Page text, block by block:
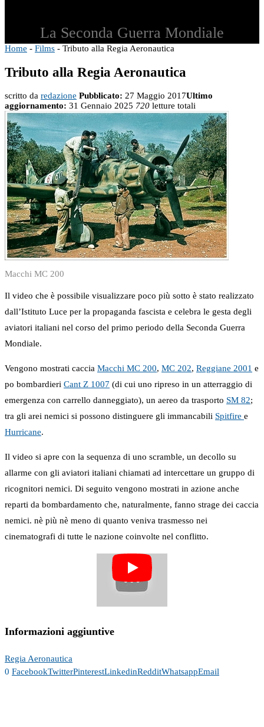
La Seconda Guerra Mondiale
Home - Films - Tributo alla Regia Aeronautica
Tributo alla Regia Aeronautica
scritto da redazione Pubblicato: 27 Maggio 2017Ultimo
aggiornamento: 31 Gennaio 2025 720 letture totali
Macchi MC 200
Il video che è possibile visualizzare poco più sotto è stato realizzato
dall’Istituto Luce per la propaganda fascista e celebra le gesta degli
aviatori italiani nel corso del primo periodo della Seconda Guerra
Mondiale.
Vengono mostrati caccia Macchi MC 200, MC 202, Reggiane 2001 e
po bombardieri Cant Z 1007 (di cui uno ripreso in un atterraggio di
emergenza con carrello danneggiato), un aereo da trasporto SM 82;
tra gli arei nemici si possono distinguere gli immancabili Spitfire e
Hurricane.
Il video si apre con la sequenza di uno scramble, un decollo su
allarme con gli aviatori italiani chiamati ad intercettare un gruppo di
ricognitori nemici. Di seguito vengono mostrati in azione anche
reparti da bombardamento che, naturalmente, fanno strage dei caccia
nemici. nè più nè meno di quanto veniva trasmesso nei
cinematografi di tutte le nazione coinvolte nel conflitto.
Informazioni aggiuntive
Regia Aeronautica
0 FacebookTwitterPinterestLinkedinRedditWhatsappEmail